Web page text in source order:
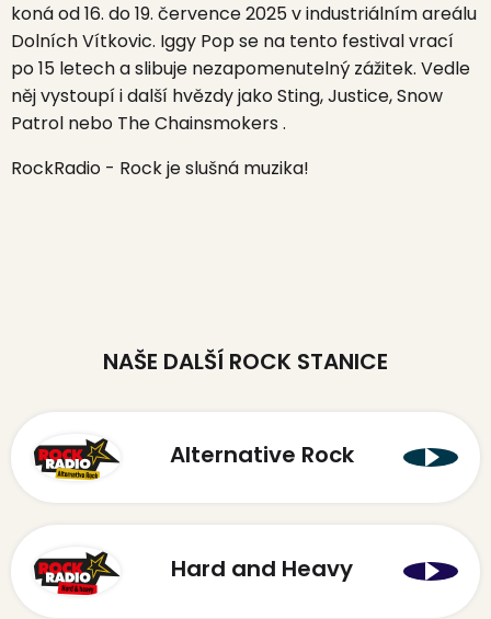
koná od 16. do 19. července 2025 v industriálním areálu
Dolních Vítkovic. Iggy Pop se na tento festival vrací
po 15 letech a slibuje nezapomenutelný zážitek. Vedle
něj vystoupí i další hvězdy jako Sting, Justice, Snow
Patrol nebo The Chainsmokers.
RockRadio - Rock je slušná muzika!
NAŠE DALŠÍ ROCK STANICE
Alternative Rock
Hard and Heavy